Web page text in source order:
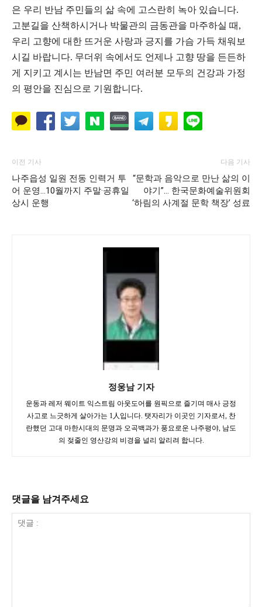
은 우리 반남 주민들의 삶 속에 고스란히 녹아 있습니다.
​고분길을 산책하시거나 박물관의 금동관을 마주하실 때,
우리 고향에 대한 뜨거운 사랑과 긍지를 가슴 가득 채워보
시길 바랍니다. 무더위 속에서도 언제나 고향 땅을 든든하
게 지키고 계시는 반남면 주민 여러분 모두의 건강과 가정
의 평안을 진심으로 기원합니다.
이전 기사
나주읍성 일원 전동 인력거 투
어 운영…10월까지 주말·공휴일
상시 운행
다음 기사
“문학과 음악으로 만난 삶의 이
야기”… 한국문화예술위원회
‘하림의 사계절 문학 책장’ 성료
정웅남 기자
운동과 레저 웨이트 익스트림 아웃도어를 원픽으로 즐기며 매사 긍정
사고로 느긋하게 살아가는 1人입니다. 탯자리가 이곳인 기자로서, 찬
란했던 고대 마한시대의 문명과 오곡백과가 풍요로운 나주평야, 남도
의 젖줄인 영산강의 비경을 널리 알리려 합니다.
댓글을 남겨주세요